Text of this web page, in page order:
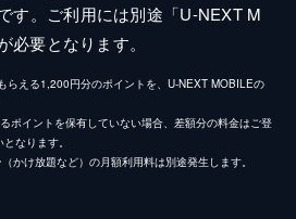
す。ご利用には別途「U-NEXT M
要となります。
らえる1,200円分のポイントを、U-NEXT MOBILEの
ポイントを保有していない場合、差額分の料金はご登
なります。
かけ放題など）の月額利用料は別途発生します。